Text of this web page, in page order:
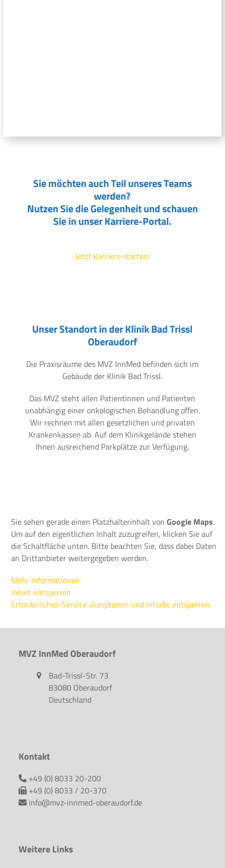
Sie möchten auch Teil unseres Teams
werden?
Nutzen Sie die Gelegenheit und schauen
Sie in unser Karriere-Portal.
Jetzt Karriere starten!
Unser Standort in der Klinik Bad Trissl
Oberaudorf
Die Praxisräume des MVZ InnMed befinden sich im
Gebäude der Klinik Bad Trissl.
Das MVZ steht allen Patientinnen und Patienten
unabhängig einer onkologischen Behandlung offen.
Wir rechnen mit allen gesetzlichen und privaten
Krankenkassen ab. Auf dem Klinikgelände stehen
Ihnen ausreichend Parkplätze zur Verfügung.
Sie sehen gerade einen Platzhalterinhalt vonGoogle Maps.
Um auf den eigentlichen Inhalt zuzugreifen, klicken Sie auf
die Schaltfläche unten. Bitte beachten Sie, dass dabei Daten
an Drittanbieter weitergegeben werden.
Mehr Informationen
Inhalt entsperren
Erforderlichen Service akzeptieren und Inhalte entsperren
MVZ InnMed Oberaudorf
Bad-Trissl-Str. 73
83080 Oberaudorf
Deutschland
Kontakt
+49 (0) 8033 20-200
+49 (0) 8033 / 20-370
info@mvz-innmed-oberaudorf.de
Weitere Links